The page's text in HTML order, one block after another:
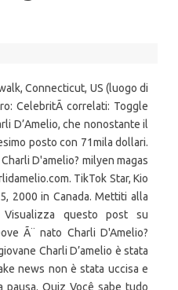
Connecticut, US (luogo di
CelebritÃ correlati: Toggle
D’Amelio, che nonostante il
posto con 71mila dollari.
D'amelio? milyen magas
TikTok Star, Kio
2000 in Canada. Mettiti alla
questo post su
Ã¨ nato Charli D'Amelio?
Charli D’amelio è stata
news non è stata uccisa e
pausa. Quiz Você sabe tudo